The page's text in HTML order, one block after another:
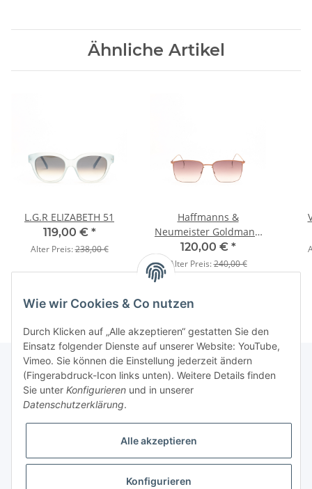
Ähnliche Artikel
L.G.R ELIZABETH 51
119,00 € *
Alter Preis:238,00 €
Haffmanns &
Neumeister Goldmann
col. 30
120,00 € *
Alter Preis:240,00 €
Fuss
News: Monate mit Beiträgen
Wie wir Cookies & Co nutzen
Durch Klicken auf „Alle akzeptieren“ gestatten Sie den
Einsatz folgender Dienste auf unserer Website: YouTube,
Vimeo. Sie können die Einstellung jederzeit ändern
(Fingerabdruck-Icon links unten). Weitere Details finden
Sie unter Konfigurieren und in unserer
Datenschutzerklärung.
Alle akzeptieren
Konfigurieren